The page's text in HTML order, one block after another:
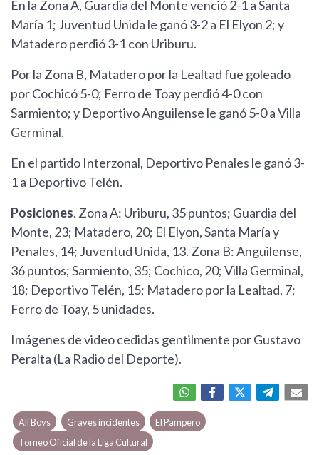
En la Zona A, Guardia del Monte venció 2-1 a Santa
María 1; Juventud Unida le ganó 3-2 a El Elyon 2; y
Matadero perdió 3-1 con Uriburu.
Por la Zona B, Matadero por la Lealtad fue goleado
por Cochicó 5-0; Ferro de Toay perdió 4-0 con
Sarmiento; y Deportivo Anguilense le ganó 5-0 a Villa
Germinal.
En el partido Interzonal, Deportivo Penales le ganó 3-
1 a Deportivo Telén.
Posiciones. Zona A: Uriburu, 35 puntos; Guardia del
Monte, 23; Matadero, 20; El Elyon, Santa María y
Penales, 14; Juventud Unida, 13. Zona B: Anguilense,
36 puntos; Sarmiento, 35; Cochico, 20; Villa Germinal,
18; Deportivo Telén, 15; Matadero por la Lealtad, 7;
Ferro de Toay, 5 unidades.
Imágenes de video cedidas gentilmente por Gustavo
Peralta (La Radio del Deporte).
All Boys Graves incidentes
El Pampero
Torneo Oficial de la Liga Cultural